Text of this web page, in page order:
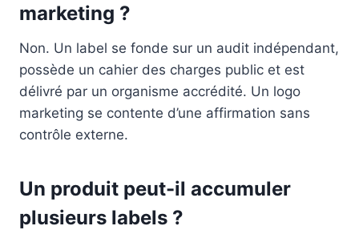
marketing ?
Non. Un label se fonde sur un audit indépendant,
possède un cahier des charges public et est
délivré par un organisme accrédité. Un logo
marketing se contente d’une affirmation sans
contrôle externe.
Un produit peut-il accumuler
plusieurs labels ?